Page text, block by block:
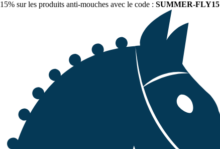
15% sur les produits anti-mouches avec le code : SUMMER-FLY15